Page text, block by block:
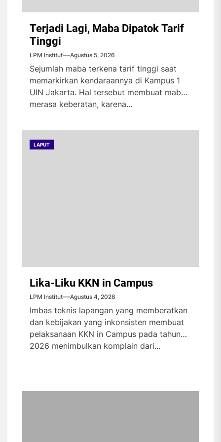
Terjadi Lagi, Maba Dipatok Tarif
Tinggi
LPM Institut Agustus 5, 2026
Sejumlah maba terkena tarif tinggi saat
memarkirkan kendaraannya di Kampus 1
UIN Jakarta. Hal tersebut membuat maba
merasa keberatan, karena...
LAPUT
Lika-Liku KKN in Campus
LPM Institut Agustus 4, 2026
Imbas teknis lapangan yang memberatkan
dan kebijakan yang inkonsisten membuat
pelaksanaan KKN in Campus pada tahun
2026 menimbulkan komplain dari...